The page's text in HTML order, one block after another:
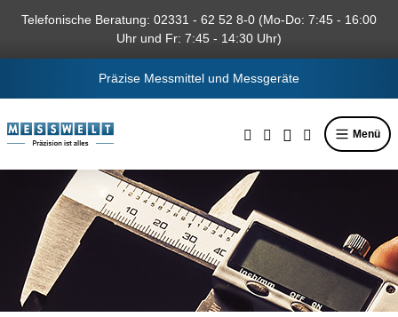
springen
Telefonische Beratung: 02331 - 62 52 8-0 (Mo-Do: 7:45 - 16:00
Uhr und Fr: 7:45 - 14:30 Uhr)
Präzise Messmittel und Messgeräte
Menü